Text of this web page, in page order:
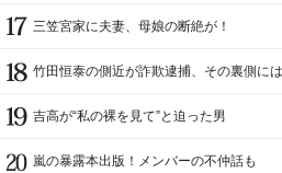
三笠宮家に夫妻、母娘の断絶が！
竹田恒泰の側近が詐欺逮捕、その裏側には
吉高が“私の裸を見て”と迫った男
嵐の暴露本出版！メンバーの不仲話も